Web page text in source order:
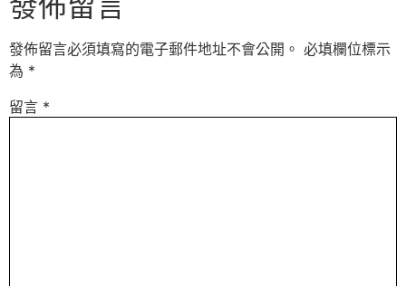
發佈留言必須填寫的電子郵件地址不會公開。 必填欄位標示
為 *
留言 *